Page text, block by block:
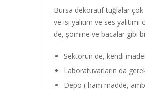
Bursa dekoratif tuğlalar çok
ve ısı yalıtım ve ses
de, şömine ve bacalar gibi
Sektörün de, kendi
Laboratuvarların da
Depo ( ham madde,